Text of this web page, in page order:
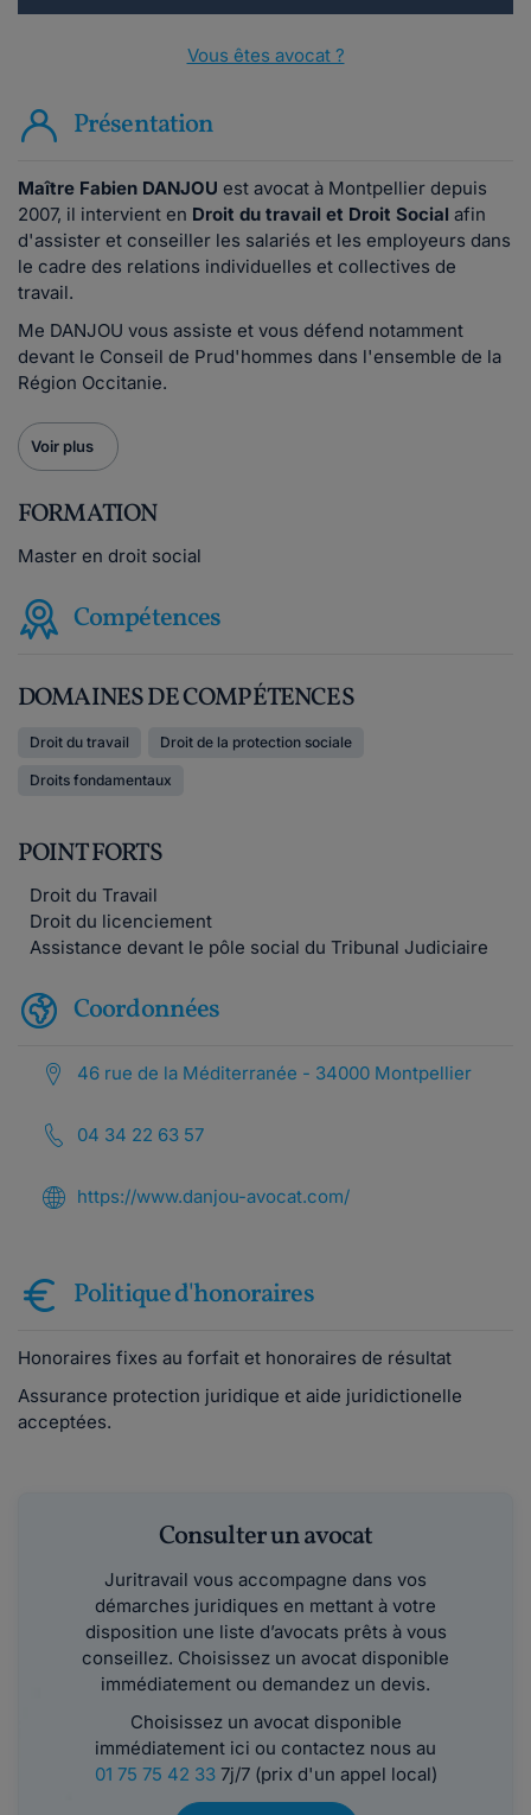
Vous êtes avocat ?
Présentation
Maître Fabien DANJOU est avocat à Montpellier depuis
2007, il intervient en Droit du travail et Droit Social afin
d'assister et conseiller les salariés et les employeurs dans
le cadre des relations individuelles et collectives de
travail.
Me DANJOU vous assiste et vous défend notamment
devant le Conseil de Prud'hommes dans l'ensemble de la
Région Occitanie.
Voir plus
FORMATION
Master en droit social
Compétences
DOMAINES DE COMPÉTENCES
Droit du travail Droit de la protection sociale
Droits fondamentaux
POINT FORTS
Droit du Travail
Droit du licenciement
Assistance devant le pôle social du Tribunal Judiciaire
Coordonnées
46 rue de la Méditerranée - 34000 Montpellier
04 34 22 63 57
https://www.danjou-avocat.com/
Politique d'honoraires
Honoraires fixes au forfait et honoraires de résultat
Assurance protection juridique et aide juridictionelle
acceptées.
Consulter un avocat
Juritravail vous accompagne dans vos
démarches juridiques en mettant à votre
disposition une liste d’avocats prêts à vous
conseillez. Choisissez un avocat disponible
immédiatement ou demandez un devis.
Choisissez un avocat disponible
immédiatement ici ou contactez nous au
01 75 75 42 337j/7 (prix d'un appel local)